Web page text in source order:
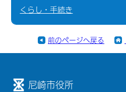
くらし・手続き
前のページへ戻る
尼崎市役所